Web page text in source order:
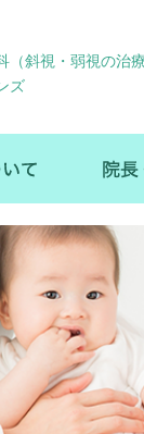
斜視・弱視の治療
ズ
診療に